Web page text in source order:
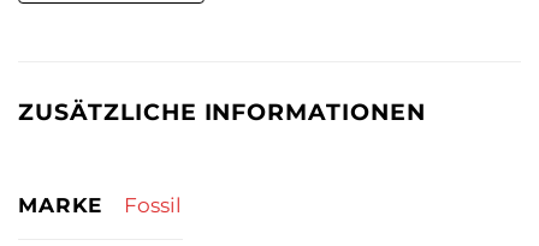
ZUSÄTZLICHE INFORMATIONEN
MARKE Fossil